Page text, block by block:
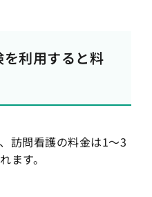
利用すると料
訪問看護の料金は1〜3
ます。